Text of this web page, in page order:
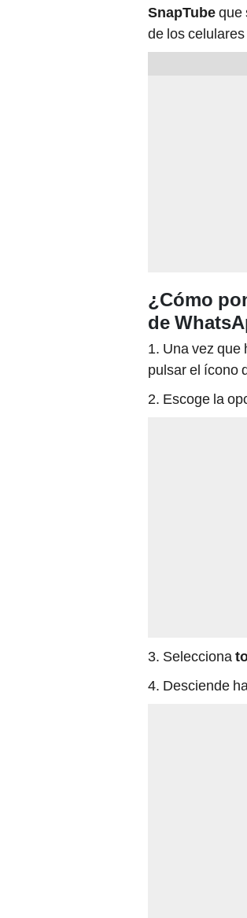
SnapTubeque
de los
¿Cómo
de
1. Una vez que
pulsar el ícono
2. Escoge la
3. Selecciona
4. Desciende